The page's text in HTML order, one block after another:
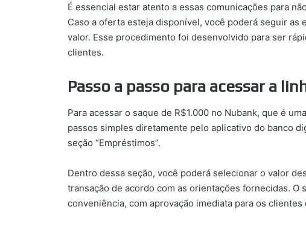
É essencial estar atento a essas comunicações para
Caso a oferta esteja disponível, você poderá seguir as
valor. Esse procedimento foi desenvolvido para ser
clientes.
Passo a passo para acessar a
Para acessar o saque de R$1.000 no Nubank, que é
passos simples diretamente pelo aplicativo do banco
seção “Empréstimos”.
Dentro dessa seção, você poderá selecionar o valor
transação de acordo com as orientações fornecidas.
conveniência, com aprovação imediata para os